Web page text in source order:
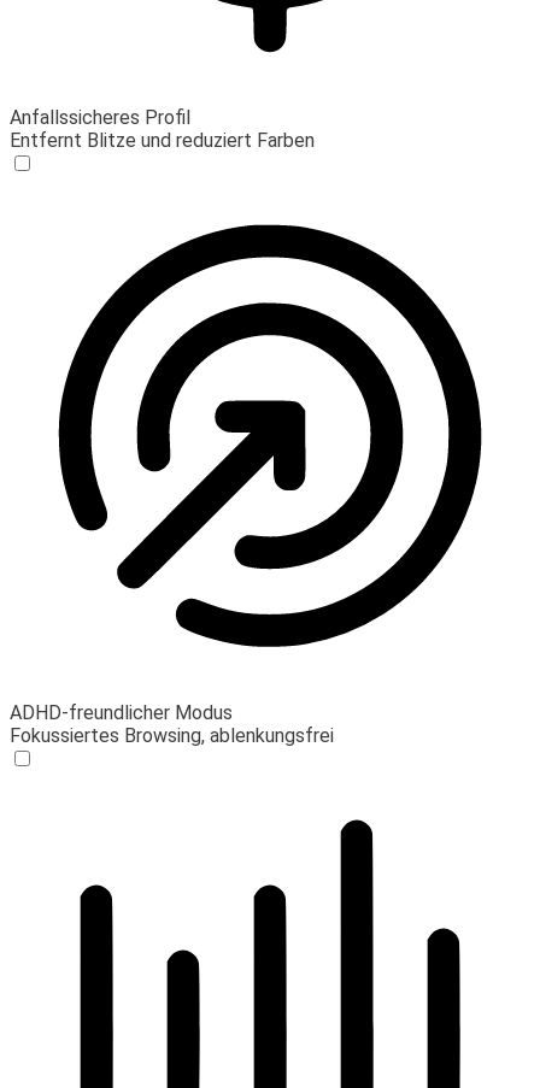
Anfallssicheres Profil
Entfernt Blitze und reduziert Farben
ADHD-freundlicher Modus
Fokussiertes Browsing, ablenkungsfrei